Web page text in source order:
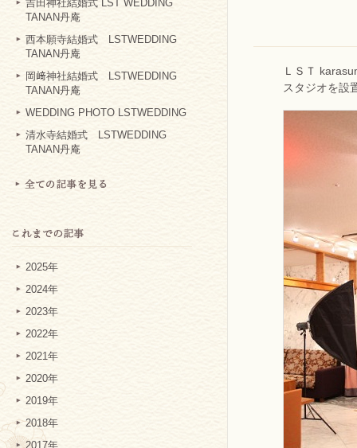
吉田神社結婚式 LST WEDDING
TANAN丹庵
西本願寺結婚式 LSTWEDDING
TANAN丹庵
岡﨑神社結婚式 LSTWEDDING
TANAN丹庵
WEDDING PHOTO LSTWEDDING
清水寺結婚式 LSTWEDDING
TANAN丹庵
2025年
2024年
2023年
2022年
2021年
2020年
2019年
2018年
2017年
ＬＳＴ
スタジオを設